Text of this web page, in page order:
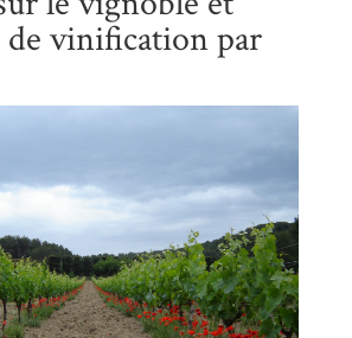
de vinification par